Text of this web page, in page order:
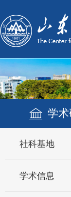
学
社科基地
学术信息